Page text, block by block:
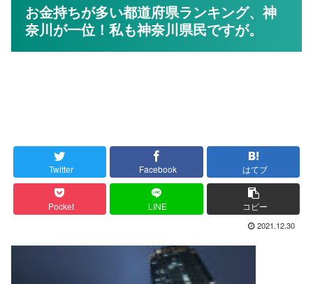
お金持ちが多い都道府県ランキング、神
奈川が一位！私も神奈川県民ですが。
Twitter Facebook はてブ
Pocket LINE コピー
2021.12.30